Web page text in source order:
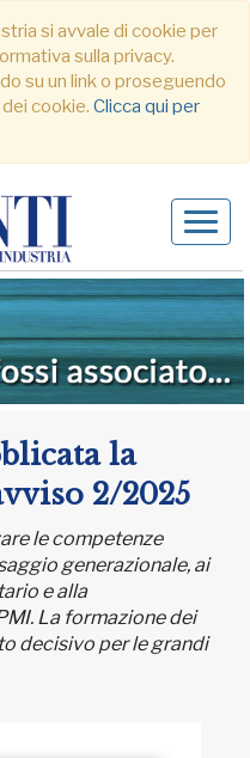
si avvale di cookie per
sulla privacy.
su un link o proseguendo
cookie. Clicca qui per
la
2/2025
le competenze
generazionale, ai
e alla
La formazione dei
decisivo per le grandi